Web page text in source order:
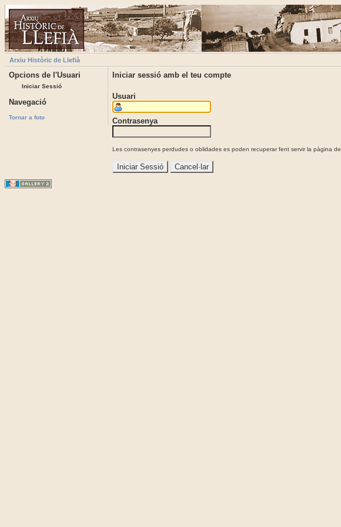
Arxiu Històric de Llefià
Opcions de l'Usuari
Iniciar Sessió
Navegació
Tornar a foto
Iniciar sessió amb el teu compte
Usuari
Contrasenya
Les contrasenyes perdudes o oblidades es poden recuperar fent servir la pàgina de